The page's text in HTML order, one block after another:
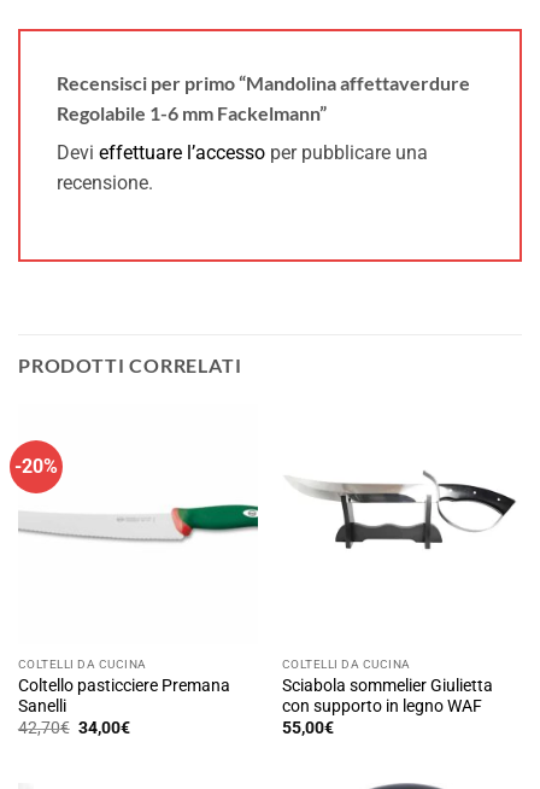
Recensisci per primo “Mandolina affettaverdure
Regolabile 1-6 mm Fackelmann”
Devi effettuare l’accesso per pubblicare una
recensione.
PRODOTTI CORRELATI
-20%
COLTELLI DA CUCINA
Coltello pasticciere Premana
Sanelli
42,70€ Il
prezzo
34,00€Il
COLTELLI DA CUCINA
Sciabola sommelier Giulietta
con supporto in legno WAF
55,00€